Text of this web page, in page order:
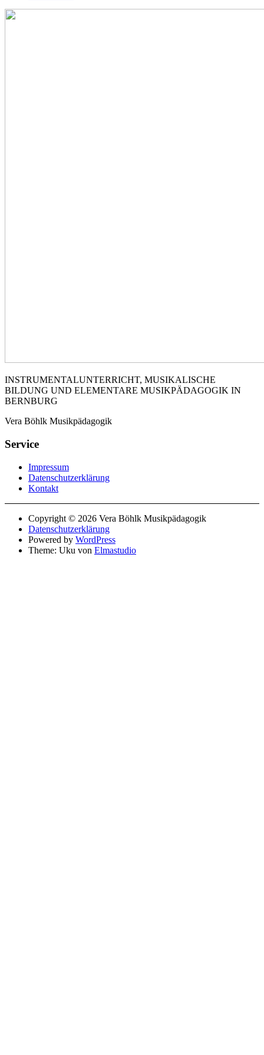
INSTRUMENTALUNTERRICHT, MUSIKALISCHE
BILDUNG UND ELEMENTARE MUSIKPÄDAGOGIK IN
BERNBURG
Vera Böhlk Musikpädagogik
Service
Impressum
Datenschutzerklärung
Kontakt
Copyright © 2026 Vera Böhlk Musikpädagogik
Datenschutzerklärung
Powered by WordPress
Theme: Uku von Elmastudio